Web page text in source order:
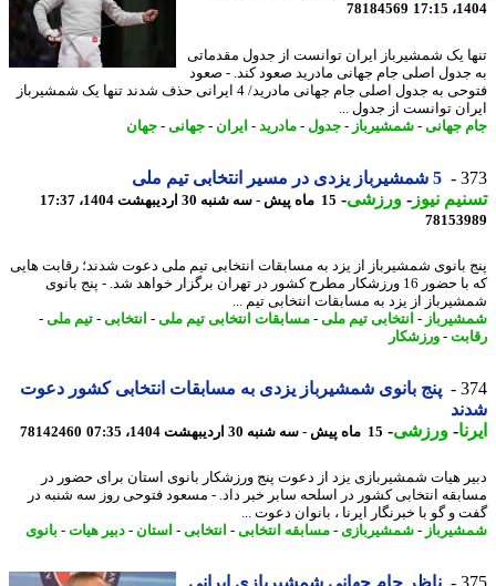
78184569
یک شمشیرباز ایران توانست از جدول مقدماتی
اصلی جام جهانی مادرید صعود کند. - صعود
فتوحی به جدول اصلی جام جهانی مادرید/ 4 ایرانی حذف شدند تنها یک شمشیرباز
توانست از جدول ...
جهانی-شمشیرباز- جدول-مادرید- ایران - جهانی-جهان
5 شمشیرباز یزدی در مسیر انتخابی تیم ملی
نیوز-ورزشی-15 ماه پیش - سه شنبه 30 اردیبهشت 1404، 17:37
بانوی شمشیرباز از یزد به مسابقات انتخابی تیم ملی دعوت شدند؛ رقابت هایی
که با حضور 16 ورزشکار مطرح کشور در تهران برگزار خواهد شد. - پنج بانوی
از یزد به مسابقات انتخابی تیم ...
- انتخابی تیم ملی -مسابقات انتخابی تیم ملی -انتخابی-تیم ملی -
-ورزشکار
پنج بانوی شمشیرباز یزدی به مسابقات انتخابی کشور دعوت
-ورزشی-15 ماه پیش - سه شنبه 30 اردیبهشت 1404، 07:35 78142460
هیات شمشیربازی یزد از دعوت پنج ورزشکار بانوی استان برای حضور در
انتخابی کشور در اسلحه سابر خبر داد. - مسعود فتوحی روز سه شنبه در
و گو با خبرنگار ایرنا ، بانوان دعوت ...
- شمشیربازی - مسابقه انتخابی-انتخابی-استان-دبیر هیات-بانوی
ناظر جام جهانی شمشیربازی ایرانی